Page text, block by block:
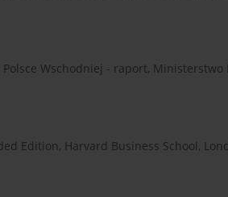
Wschodniej - raport, Ministerstwo
Edition, Harvard Business School,